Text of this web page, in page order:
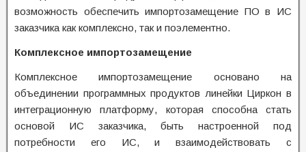
возможность обеспечить импортозамещение ПО в ИС
заказчика как комплексно, так и поэлементно.
Комплексное импортозамещение
Комплексное импортозамещение основано на
объединении программных продуктов линейки Циркон в
интеграционную платформу, которая способна стать
основой ИС заказчика, быть настроенной под
потребности его ИС, и взаимодействовать с